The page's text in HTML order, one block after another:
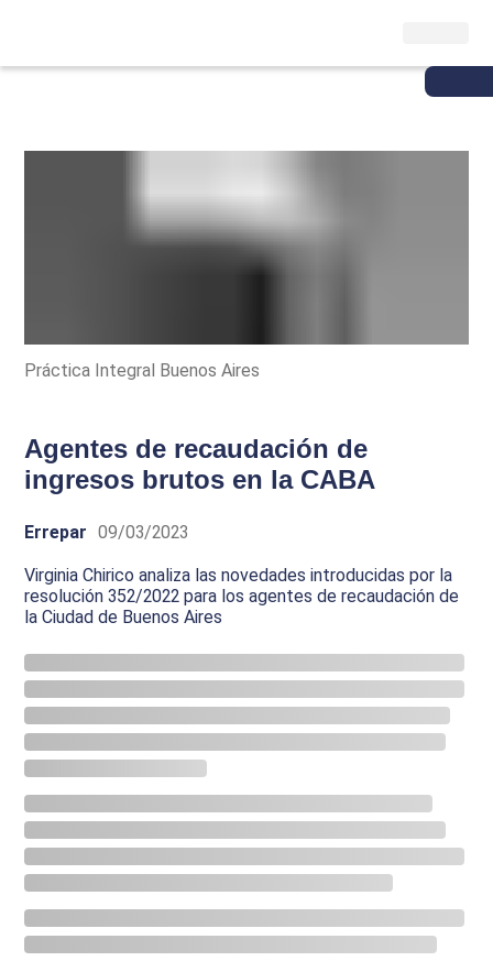
Práctica Integral Buenos Aires
Agentes de recaudación de
ingresos brutos en la CABA
Errepar 09/03/2023
Virginia Chirico analiza las novedades introducidas por la
resolución 352/2022 para los agentes de recaudación de
la Ciudad de Buenos Aires